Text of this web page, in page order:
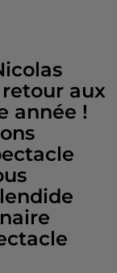
aux
année !